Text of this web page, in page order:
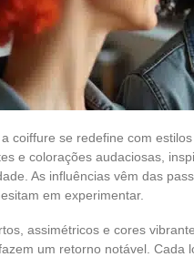
coiffure se redefine com
e colorações audaciosas,
As influências vêm das
em experimentar.
assimétricos e cores
um retorno notável. Cada